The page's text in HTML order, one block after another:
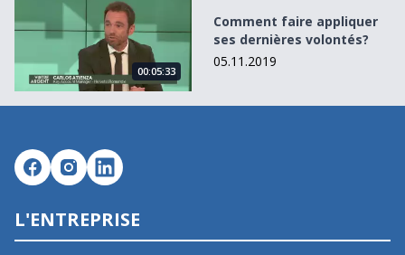
00:05:33
Comment faire appliquer
ses dernières volontés?
05.11.2019
L'ENTREPRISE